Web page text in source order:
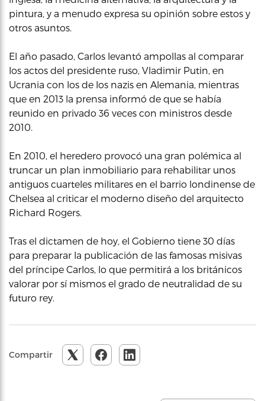
pintura, y a menudo expresa su opinión sobre estos y
otros asuntos.
El año pasado, Carlos levantó ampollas al comparar
los actos del presidente ruso, Vladimir Putin, en
Ucrania con los de los nazis en Alemania, mientras
que en 2013 la prensa informó de que se había
reunido en privado 36 veces con ministros desde
2010.
En 2010, el heredero provocó una gran polémica al
truncar un plan inmobiliario para rehabilitar unos
antiguos cuarteles militares en el barrio londinense de
Chelsea al criticar el moderno diseño del arquitecto
Richard Rogers.
Tras el dictamen de hoy, el Gobierno tiene 30 días
para preparar la publicación de las famosas misivas
del príncipe Carlos, lo que permitirá a los británicos
valorar por sí mismos el grado de neutralidad de su
futuro rey.
Compartir